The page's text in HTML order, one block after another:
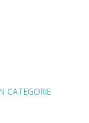
CATEGORIE